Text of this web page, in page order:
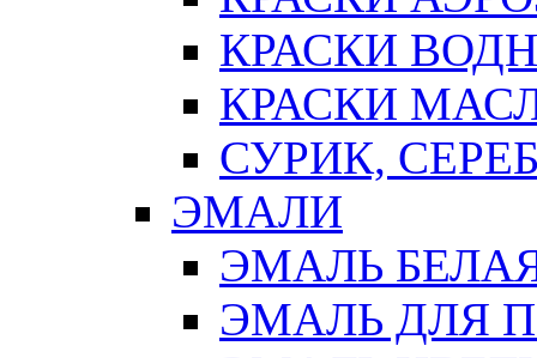
КРАСКИ
КРАСКИ
СУРИК,
ЭМАЛИ
ЭМАЛЬ
ЭМАЛЬ ДЛЯ